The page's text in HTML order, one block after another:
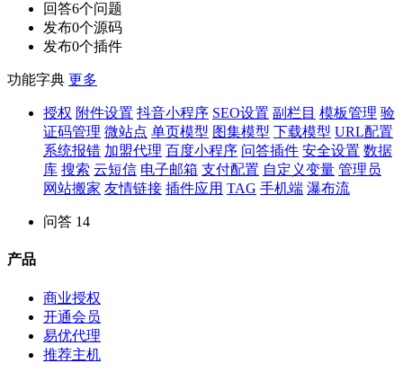
回答6个问题
发布0个源码
发布0个插件
功能字典 更多
授权 附件设置 抖音小程序 SEO设置 副栏目 模板管理 验
证码管理 微站点 单页模型 图集模型 下载模型 URL配置
系统报错 加盟代理 百度小程序 问答插件 安全设置 数据
库 搜索 云短信 电子邮箱 支付配置 自定义变量 管理员
网站搬家 友情链接 插件应用 TAG 手机端 瀑布流
问答 14
产品
商业授权
开通会员
易优代理
推荐主机